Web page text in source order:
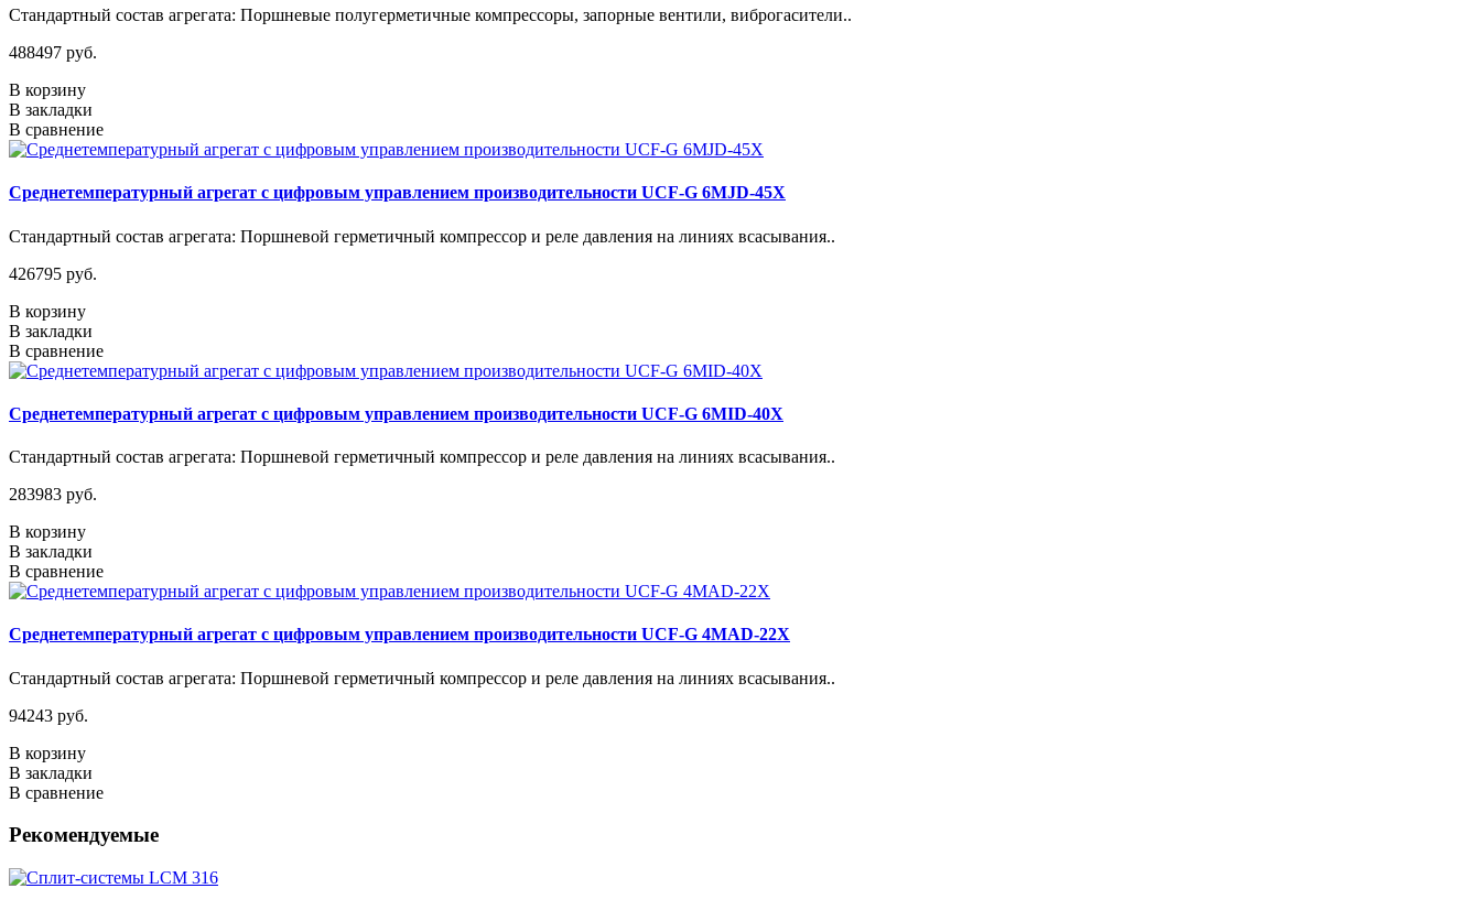
Стандартный состав агрегата: Поршневые полугерметичные компрессоры, запорные вентили, виброгасители..
488497 руб.
В корзину
В закладки
В сравнение
Среднетемпературный агрегат с цифровым управлением производительности UCF-G 6MJD-45X
Стандартный состав агрегата: Поршневой герметичный компрессор и реле давления на линиях всасывания..
426795 руб.
В корзину
В закладки
В сравнение
Среднетемпературный агрегат с цифровым управлением производительности UCF-G 6MID-40X
Стандартный состав агрегата: Поршневой герметичный компрессор и реле давления на линиях всасывания..
283983 руб.
В корзину
В закладки
В сравнение
Среднетемпературный агрегат с цифровым управлением производительности UCF-G 4МАD-22Х
Стандартный состав агрегата: Поршневой герметичный компрессор и реле давления на линиях всасывания..
94243 руб.
В корзину
В закладки
В сравнение
Рекомендуемые